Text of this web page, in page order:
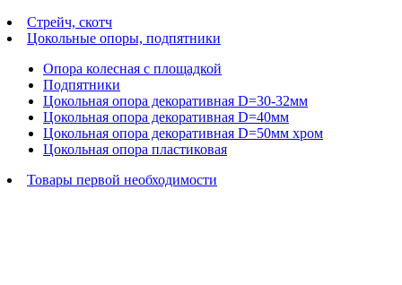
Стрейч, скотч
Цокольные опоры, подпятники
Опора колесная с площадкой
Подпятники
Цокольная опора декоративная D=30-32мм
Цокольная опора декоративная D=40мм
Цокольная опора декоративная D=50мм хром
Цокольная опора пластиковая
Товары первой необходимости